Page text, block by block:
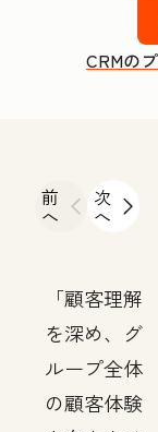
CRMの
前
へ
次
へ
顧客理解
を深め、グ
ループ全体
の顧客体験